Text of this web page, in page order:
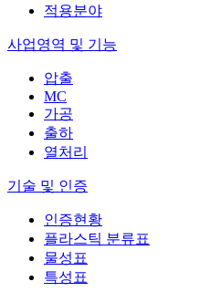
적용분야
사업영역 및 기능
압출
MC
가공
출하
열처리
기술 및 인증
인증현황
플라스틱 분류표
물성표
특성표